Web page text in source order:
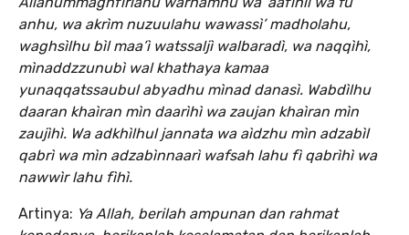
anhu, wa akrìm nuzuulahu wawassì’ madholahu,
waghsìlhu bìl maa’ì watssaljì walbaradì, wa naqqìhì,
mìnaddzzunubì wal khathaya kamaa
yunaqqatssaubul abyadhu mìnad danasì. Wabdìlhu
daaran khaìran mìn daarìhì wa zaujan khaìran mìn
zaujìhì. Wa adkhìlhul jannata wa aìdzhu mìn adzabìl
qabrì wa mìn adzabìnnaarì wafsah lahu fì qabrìhì wa
nawwìr lahu fìhì.
Artinya: Ya Allah, berilah ampunan dan rahmat